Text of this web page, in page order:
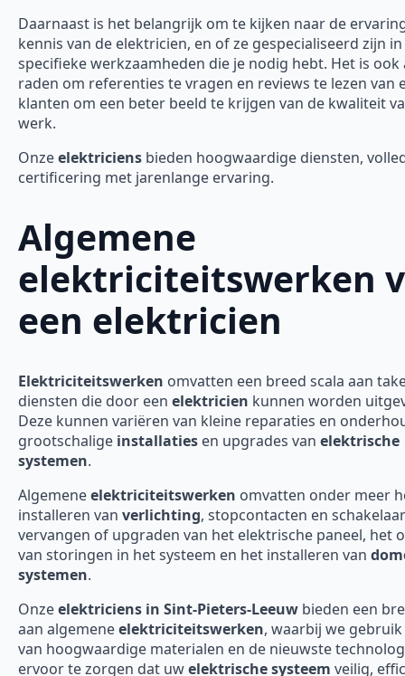
Daarnaast is het belangrijk om te kijken naar de
kennis van de elektricien, en of ze gespecialiseerd zijn
specifieke werkzaamheden die je nodig hebt. Het is ook
raden om referenties te vragen en reviews te lezen van
klanten om een beter beeld te krijgen van de kwaliteit
werk.
Onzeelektriciens bieden hoogwaardige diensten,
certificering met jarenlange ervaring.
Algemene
elektriciteitswerken
een elektricien
Elektriciteitswerken omvatten een breed scala aan
diensten die door een elektricien kunnen worden
Deze kunnen variëren van kleine reparaties en
grootschalige installaties en upgrades van elektrische
systemen.
Algemeneelektriciteitswerken omvatten onder meer
installeren van verlichting, stopcontacten en
vervangen of upgraden van het elektrische paneel, het
van storingen in het systeem en het installeren van
systemen.
Onzeelektriciens in Sint-Pieters-Leeuw bieden een
aan algemeneelektriciteitswerken, waarbij we
van hoogwaardige materialen en de nieuwste
ervoor te zorgen dat uwelektrische systeem veilig,